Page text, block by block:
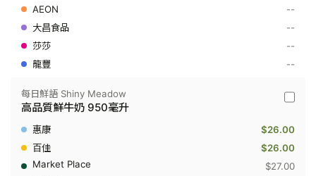
牛
236
毫
--
--
--
--
每
鮮
語
Shiny
-
每日鮮語 Shiny Meadow
高品質鮮牛奶 950毫升
$26.00
$26.00
$27.00